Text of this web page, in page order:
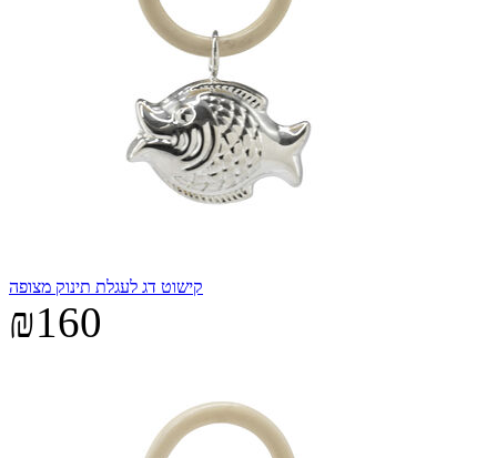
קישוט דג לעגלת תינוק מצופה
₪160